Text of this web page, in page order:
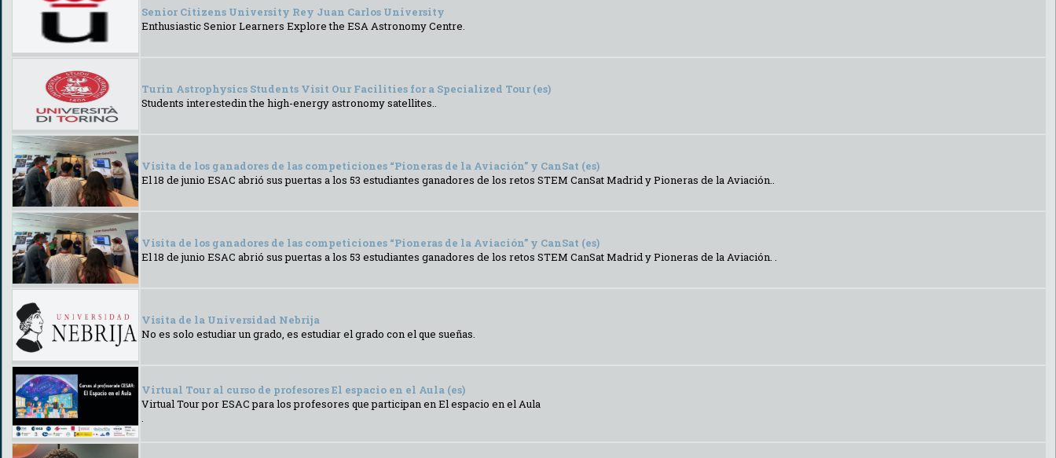
Senior Citizens University Rey Juan Carlos University
Enthusiastic Senior Learners Explore the ESA Astronomy Centre.
Turin Astrophysics Students Visit Our Facilities for a Specialized Tour (es)
Students interestedin the high-energy astronomy satellites..
Visita de los ganadores de las competiciones “Pioneras de la Aviación” y CanSat (es)
El 18 de junio ESAC abrió sus puertas a los 53 estudiantes ganadores de los retos STEM CanSat Madrid y Pioneras de la Aviación..
Visita de los ganadores de las competiciones “Pioneras de la Aviación” y CanSat (es)
El 18 de junio ESAC abrió sus puertas a los 53 estudiantes ganadores de los retos STEM CanSat Madrid y Pioneras de la Aviación. .
Visita de la Universidad Nebrija
No es solo estudiar un grado, es estudiar el grado con el que sueñas.
Virtual Tour al curso de profesores El espacio en el Aula (es)
Virtual Tour por ESAC para los profesores que participan en El espacio en el Aula
.